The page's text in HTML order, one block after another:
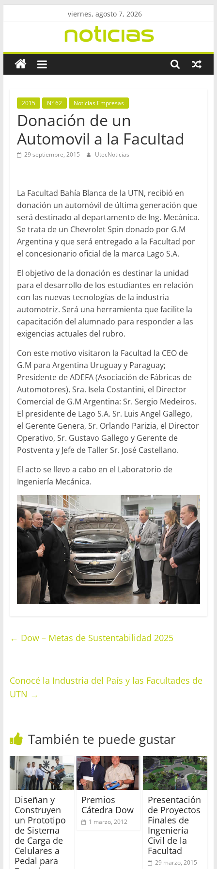
viernes, agosto 7, 2026
Revista
UtecNoticias
Facultad
Regional
Bahía
Blanca
UTN
2015 N° 62 Noticias Empresas
Donación de un
Automovil a la Facultad
29 septiembre, 2015 UtecNoticias
La Facultad Bahía Blanca de la UTN, recibió en
donación un automóvil de última generación que
será destinado al departamento de Ing. Mecánica.
Se trata de un Chevrolet Spin donado por G.M
Argentina y que será entregado a la Facultad por
el concesionario oficial de la marca Lago S.A.
El objetivo de la donación es destinar la unidad
para el desarrollo de los estudiantes en relación
con las nuevas tecnologías de la industria
automotriz. Será una herramienta que facilite la
capacitación del alumnado para responder a las
exigencias actuales del rubro.
Con este motivo visitaron la Facultad la CEO de
G.M para Argentina Uruguay y Paraguay;
Presidente de ADEFA (Asociación de Fábricas de
Automotores), Sra. Isela Costantini, el Director
Comercial de G.M Argentina: Sr. Sergio Medeiros.
El presidente de Lago S.A. Sr. Luis Angel Gallego,
el Gerente Genera, Sr. Orlando Parizia, el Director
Operativo, Sr. Gustavo Gallego y Gerente de
Postventa y Jefe de Taller Sr. José Castellano.
El acto se llevo a cabo en el Laboratorio de
Ingeniería Mecánica.
← Dow – Metas de Sustentabilidad 2025
Conocé la Industria del País y las Facultades de
UTN →
También te puede gustar
Diseñan y
Construyen
un Prototipo
de Sistema
de Carga de
Celulares a
Pedal para
Premios
Cátedra Dow
1 marzo, 2012
Presentación
de Proyectos
Finales de
Ingeniería
Civil de la
Facultad
29 marzo, 2015